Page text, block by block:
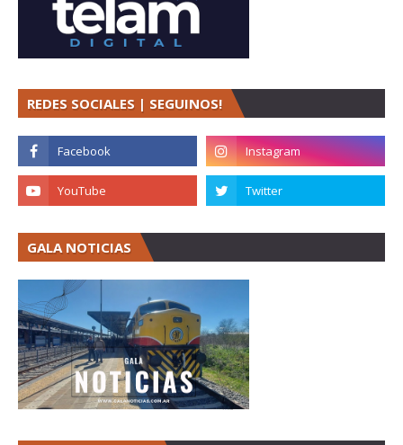
REDES SOCIALES | SEGUINOS!
GALA NOTICIAS